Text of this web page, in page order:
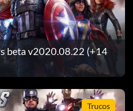
beta v2020.08.22 (+14
Trucos